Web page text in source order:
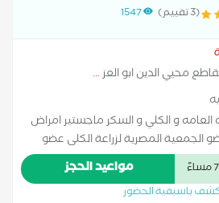
(3 تقييم) 1547
محيي الدين ابو العز...
و الكلي و السكر ماجستير امراض
الجمعية المصرية لزراعة الكلى عضو
عضو الجمعية المصرية لامراض
السكر و الغدد الصماء
مواعيد الحجز
باسبقية الحضور